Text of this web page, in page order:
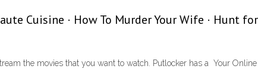
Cuisine · How To Murder Your Wife · Hunt
the movies that you want to watch. Putlocker has a Your